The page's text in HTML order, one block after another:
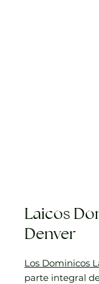
Laicos
Denver
Los Dominicos
parte integral